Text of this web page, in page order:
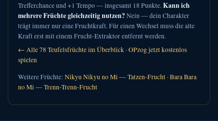
Trefferchance und +1 Tempo — insgesamt 18 Punkte.Kann ich
mehrere Früchte gleichzeitig nutzen? Nein — dein Charakter
trägt immer nur eine Fruchtkraft. Für einen Wechsel muss die alte
Kraft erst mit einem Frucht-Extraktor entfernt werden.
← Alle 78 Teufelsfrüchte im Überblick ·OPzog jetzt kostenlos
spielen
Weitere Früchte: Nikyu Nikyu no Mi — Tatzen-Frucht ·Bara Bara
no Mi — Trenn-Trenn-Frucht